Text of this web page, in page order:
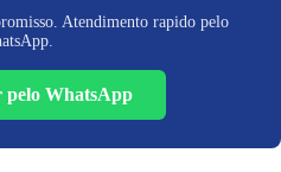
Atendimento rapido pelo
pelo WhatsApp